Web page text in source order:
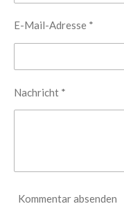
E-Mail-Adresse *
Nachricht *
Kommentar absenden